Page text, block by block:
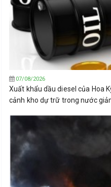
07/08/2026
Xuất khẩu dầu diesel của Hoa
cảnh kho dự trữ trong nước